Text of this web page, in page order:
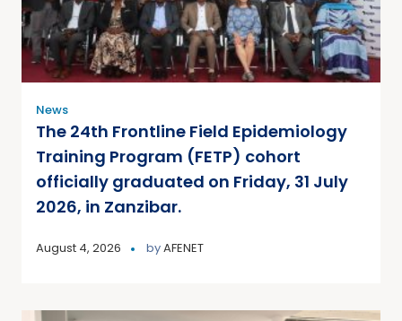
News
The 24th Frontline Field Epidemiology
Training Program (FETP) cohort
officially graduated on Friday, 31 July
2026, in Zanzibar.
August 4, 2026 byAFENET